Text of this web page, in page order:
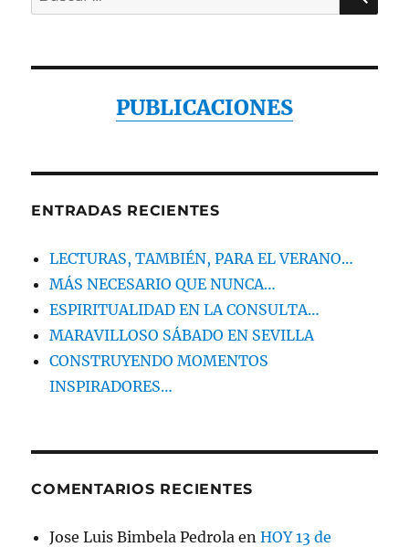
por:
PUBLICACIONES
ENTRADAS RECIENTES
LECTURAS, TAMBIÉN, PARA EL VERANO…
MÁS NECESARIO QUE NUNCA…
ESPIRITUALIDAD EN LA CONSULTA…
MARAVILLOSO SÁBADO EN SEVILLA
CONSTRUYENDO MOMENTOS
INSPIRADORES…
COMENTARIOS RECIENTES
Jose Luis Bimbela Pedrola enHOY 13 de